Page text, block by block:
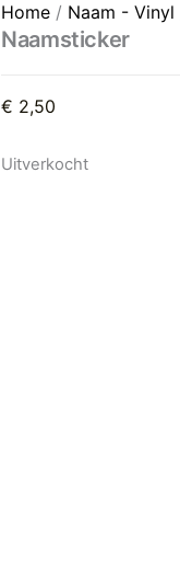
Home / Naam - Vinyl
Naamsticker
€ 2,50
Uitverkocht